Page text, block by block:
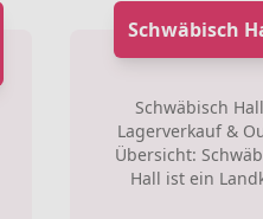
Schwäbisch
Schwäbisch
Lagerverkauf &
Übersicht:
Hall ist ein